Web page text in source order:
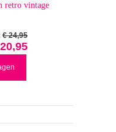
retro vintage
€ 24,95